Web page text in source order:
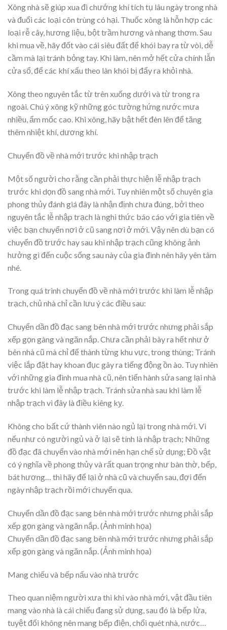
Xông nhà sẽ giúp xua đi chướng khí tích tụ lâu ngày trong nhà
và đuổi các loại côn trùng có hại. Thuốc xông là hỗn hợp các
loại rễ cây, hương liệu, bột trầm hương và nhang thơm. Sau
khi mua về, hãy đốt vào cái siêu đất để khói bay ra từ vòi, dễ
cầm mà lại tránh bỏng tay. Khi làm, nên mở hết cửa chính lẫn
cửa sổ, để các khí xấu theo làn khói bị đẩy ra khỏi nhà.
Xông theo nguyên tắc từ trên xuống dưới và từ trong ra
ngoài. Chú ý xông kỹ những góc tường hứng nước mưa
nhiều, ẩm mốc cao. Khi xông, hãy bật hết đèn lên để tăng
thêm nhiệt khí, dương khí.
Chuyển đồ về nhà mới trước khi nhập trạch
Một số người cho rằng cần phải thực hiện lễ nhập trạch
trước khi dọn đồ sang nhà mới. Tuy nhiên một số chuyên gia
phong thủy đánh giá đây là nhận định chưa đúng, bởi theo
nguyên tắc lễ nhập trạch là nghi thức báo cáo với gia tiên về
việc bạn chuyển nơi ở cũ sang nơi ở mới. Vậy nên dù bạn có
chuyển đồ trước hay sau khi nhập trạch cũng không ảnh
hưởng gì đến cuộc sống sau này của gia đình nên hãy yên tâm
nhé.
Trong quá trình chuyển đồ về nhà mới trước khi làm lễ nhập
trạch, chủ nhà chỉ cần lưu ý các điều sau:
Chuyển dần đồ đạc sang bên nhà mới trước nhưng phải sắp
xếp gọn gàng và ngăn nắp. Chưa cần phải bày ra hết như ở
bên nhà cũ mà chỉ để thành từng khu vực, trong thùng; Tránh
việc lắp đặt hay khoan đục gây ra tiếng động ồn ào. Tuy nhiên
với những gia đình mua nhà cũ, nên tiến hành sửa sang lại nhà
trước khi làm lễ nhập trạch. Tránh sửa nhà sau khi làm lễ
nhập trạch vì đây là điều kiêng kỵ.
Không cho bất cứ thành viên nào ngủ lại trong nhà mới. Vì
nếu như có người ngủ và ở lại sẽ tính là nhập trạch; Những
đồ đạc đã chuyển vào nhà mới nên hạn chế sử dụng; Đồ vật
có ý nghĩa về phong thủy và rất quan trọng như bàn thờ, bếp,
bát hương… thì hãy để lại ở nhà cũ và chuyển sau, đợi đến
ngày nhập trạch rồi mới chuyển qua.
Chuyển dần đồ đạc sang bên nhà mới trước nhưng phải sắp
xếp gọn gàng và ngăn nắp. (Ảnh minh họa)
Chuyển dần đồ đạc sang bên nhà mới trước nhưng phải sắp
xếp gọn gàng và ngăn nắp. (Ảnh minh họa)
Mang chiếu và bếp nấu vào nhà trước
Theo quan niệm người xưa thì khi vào nhà mới, vật đầu tiên
mang vào nhà là cái chiếu đang sử dụng, sau đó là bếp lửa,
tuyệt đối không nên mang bếp điện, chổi quét nhà, nước…